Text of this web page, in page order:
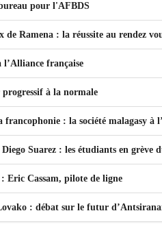
pour l'AFBDS
de Ramena : la réussite au rendez
l’Alliance française
à la normale
francophonie : la société malagasy à
Suarez : les étudiants en grève
: Eric Cassam, pilote de ligne
: débat sur le futur